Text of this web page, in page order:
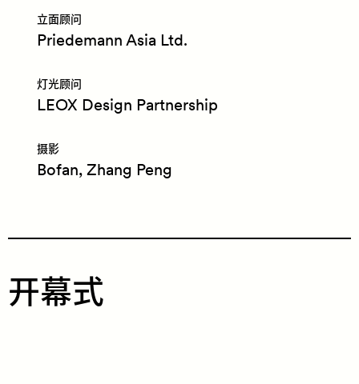
立面顾问
Priedemann Asia Ltd.
灯光顾问
LEOX Design Partnership
摄影
Bofan, Zhang Peng
​开​​幕​​式​